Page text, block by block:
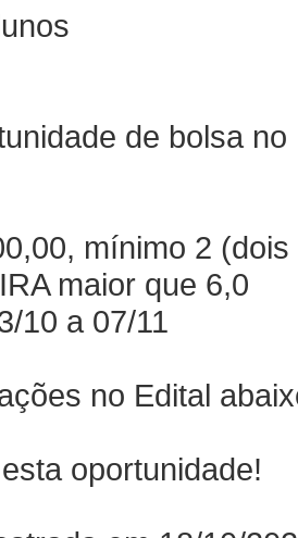
de bolsa no
mínimo 2
maior que 6,0
10 a 07/11
no Edital
oportunidade!